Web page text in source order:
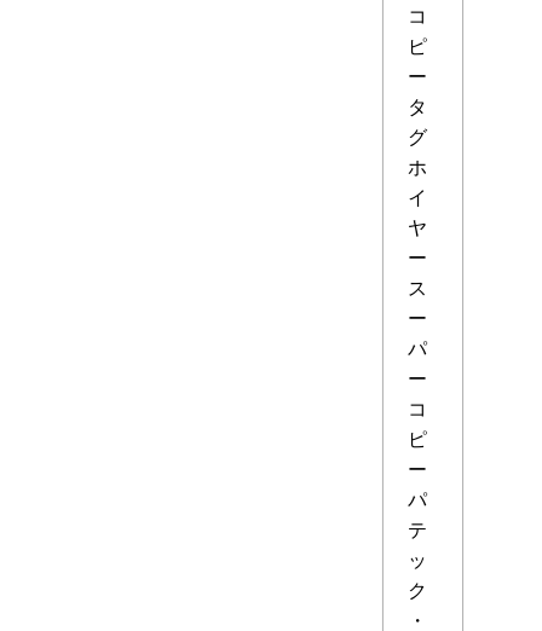
コ
ピ
ー
タ
グ
ホ
イ
ヤ
ー
ス
ー
パ
ー
コ
ピ
ー
パ
テ
ッ
ク
・